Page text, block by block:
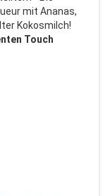
mit Ananas,
Kokosmilch!
Touch